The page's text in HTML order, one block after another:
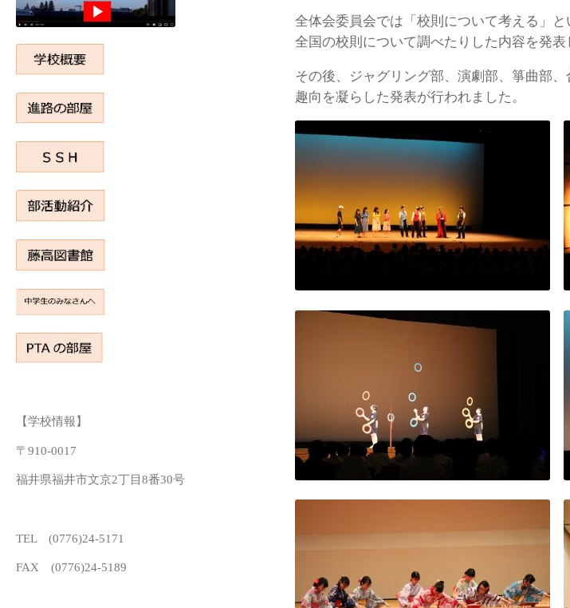
全体会委員会では「校則について考える」
全国の校則について調べたりした内容を発表
その後、ジャグリング部、演劇部、箏曲部
趣向を凝らした発表が行われました。
【学校情報】
〒910-0017
福井県福井市文京2丁目8番30号
TEL (0776)24-5171
FAX (0776)24-5189